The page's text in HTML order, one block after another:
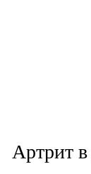
Артрит в